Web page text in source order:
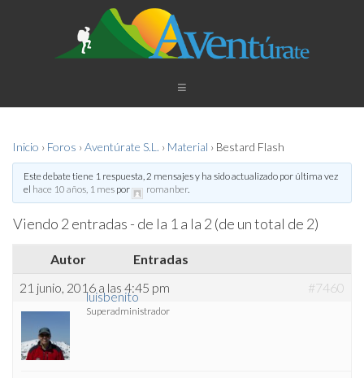
Inicio › Foros ›Aventúrate S.L. › Material › Bestard Flash
Este debate tiene 1 respuesta, 2 mensajes y ha sido actualizado por última vez
el hace 10 años, 1 mespor romanber.
Viendo 2 entradas - de la 1 a la 2 (de un total de 2)
Autor
Entradas
21 junio, 2016 a las 4:45 pm
#7460
luisbenito
Superadministrador